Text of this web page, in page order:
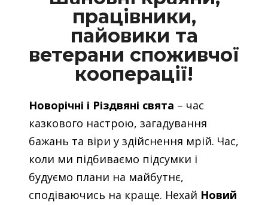
працівники,
пайовики та
ветерани споживчої
кооперації!
Новорічні і Різдвяні свята – час
казкового настрою, загадування
бажань та віри у здійснення мрій. Час,
коли ми підбиваємо підсумки і
будуємо плани на майбутнє,
сподіваючись на краще. Нехай Новий